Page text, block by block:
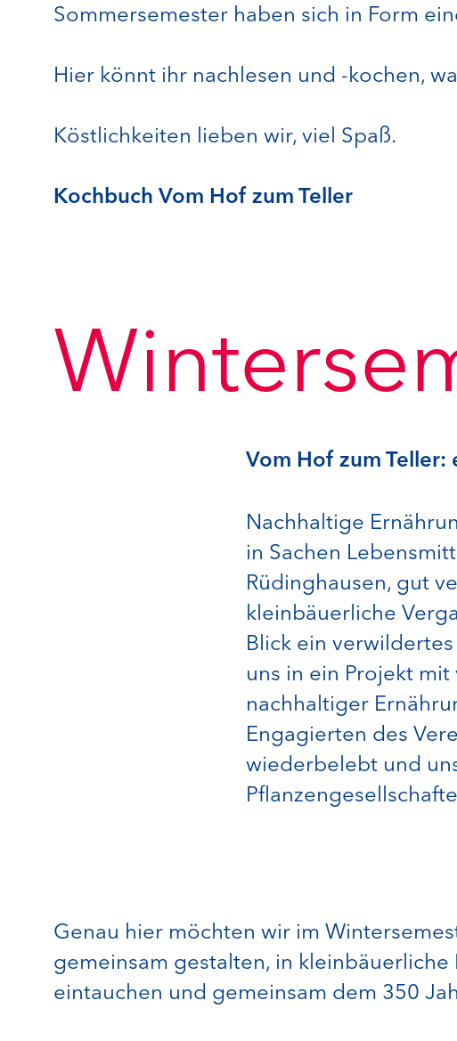
Sommersemester haben sich in Form
Hier könnt ihr nachlesen und -kochen,
Köstlichkeiten lieben wir, viel Spaß.
Kochbuch Vom Hof zum Teller
Vom Hof zum
Nachhaltige
in Sachen
Rüdinghausen, gut
kleinbäuerliche
Blick ein
uns in ein Projekt
nachhaltiger
Engagierten des
wiederbelebt und
Genau hier möchten wir im
gemeinsam gestalten, in
eintauchen und gemeinsam dem 350